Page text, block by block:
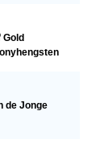
Gold
de Jonge